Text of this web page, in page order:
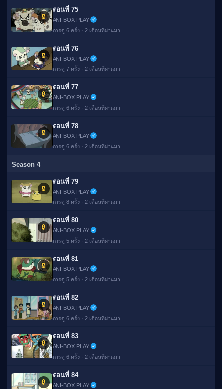
🔒
ตอนที่ 75
ANI-BOX PLAY
การดู 6 ครั้ง · 2 เดือนที่ผ่านมา
🔒
ตอนที่ 76
ANI-BOX PLAY
การดู 7 ครั้ง · 2 เดือนที่ผ่านมา
🔒
ตอนที่ 77
ANI-BOX PLAY
การดู 6 ครั้ง · 2 เดือนที่ผ่านมา
🔒
ตอนที่ 78
ANI-BOX PLAY
การดู 6 ครั้ง · 2 เดือนที่ผ่านมา
Season 4
🔒
ตอนที่ 79
ANI-BOX PLAY
การดู 8 ครั้ง · 2 เดือนที่ผ่านมา
🔒
ตอนที่ 80
ANI-BOX PLAY
การดู 5 ครั้ง · 2 เดือนที่ผ่านมา
🔒
ตอนที่ 81
ANI-BOX PLAY
การดู 5 ครั้ง · 2 เดือนที่ผ่านมา
🔒
ตอนที่ 82
ANI-BOX PLAY
การดู 6 ครั้ง · 2 เดือนที่ผ่านมา
🔒
ตอนที่ 83
ANI-BOX PLAY
การดู 6 ครั้ง · 2 เดือนที่ผ่านมา
🔒
ตอนที่ 84
ANI-BOX PLAY